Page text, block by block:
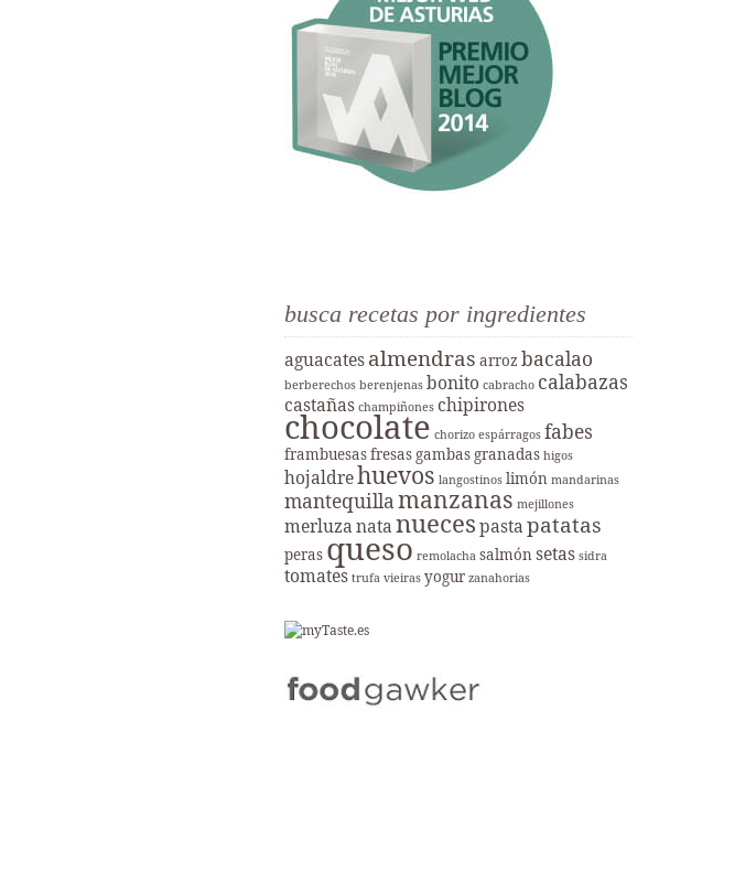
busca recetas por ingredientes
aguacatesalmendras arroz bacalao
berberechos berenjenas bonito cabracho calabazas
castañas champiñones chipirones
chocolate chorizo espárragos fabes
frambuesasfresas gambas granadas higos
hojaldrehuevos langostinos limón mandarinas
mantequilla manzanas mejillones
merluzanatanuecespastapatatas
peras queso remolacha salmón setas sidra
tomates trufa vieiras yogur zanahorias